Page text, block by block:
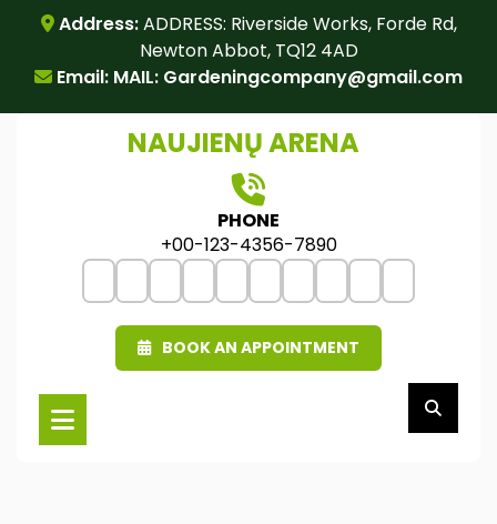
content
Address:ADDRESS: Riverside Works, Forde Rd,
Newton Abbot, TQ12 4AD
Email: MAIL: Gardeningcompany@gmail.com
NAUJIENŲ ARENA
PHONE
+00-123-4356-7890
BOOK AN APPOINTMENT